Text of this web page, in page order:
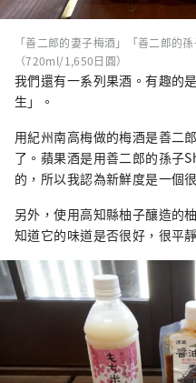
「善二郎的妻子梅酒」「善二郎的
（720ml/1,650日圓）
我們還有一系列果酒。有趣的
生」。
用紀州南高梅做的梅酒是善二
了。蘋果酒是用善二郎的孫子
的，所以我認為新鮮度是一個
另外，使用高知縣柚子釀造的
知道它的味道是否很好，很平